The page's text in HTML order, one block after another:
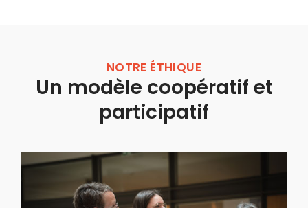
NOTRE ÉTHIQUE
Un modèle coopératif et
participatif